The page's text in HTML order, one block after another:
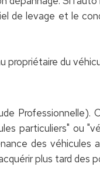
de levage et le
propriétaire du
Professionnelle).
particuliers" ou
des véhicules
plus tard des